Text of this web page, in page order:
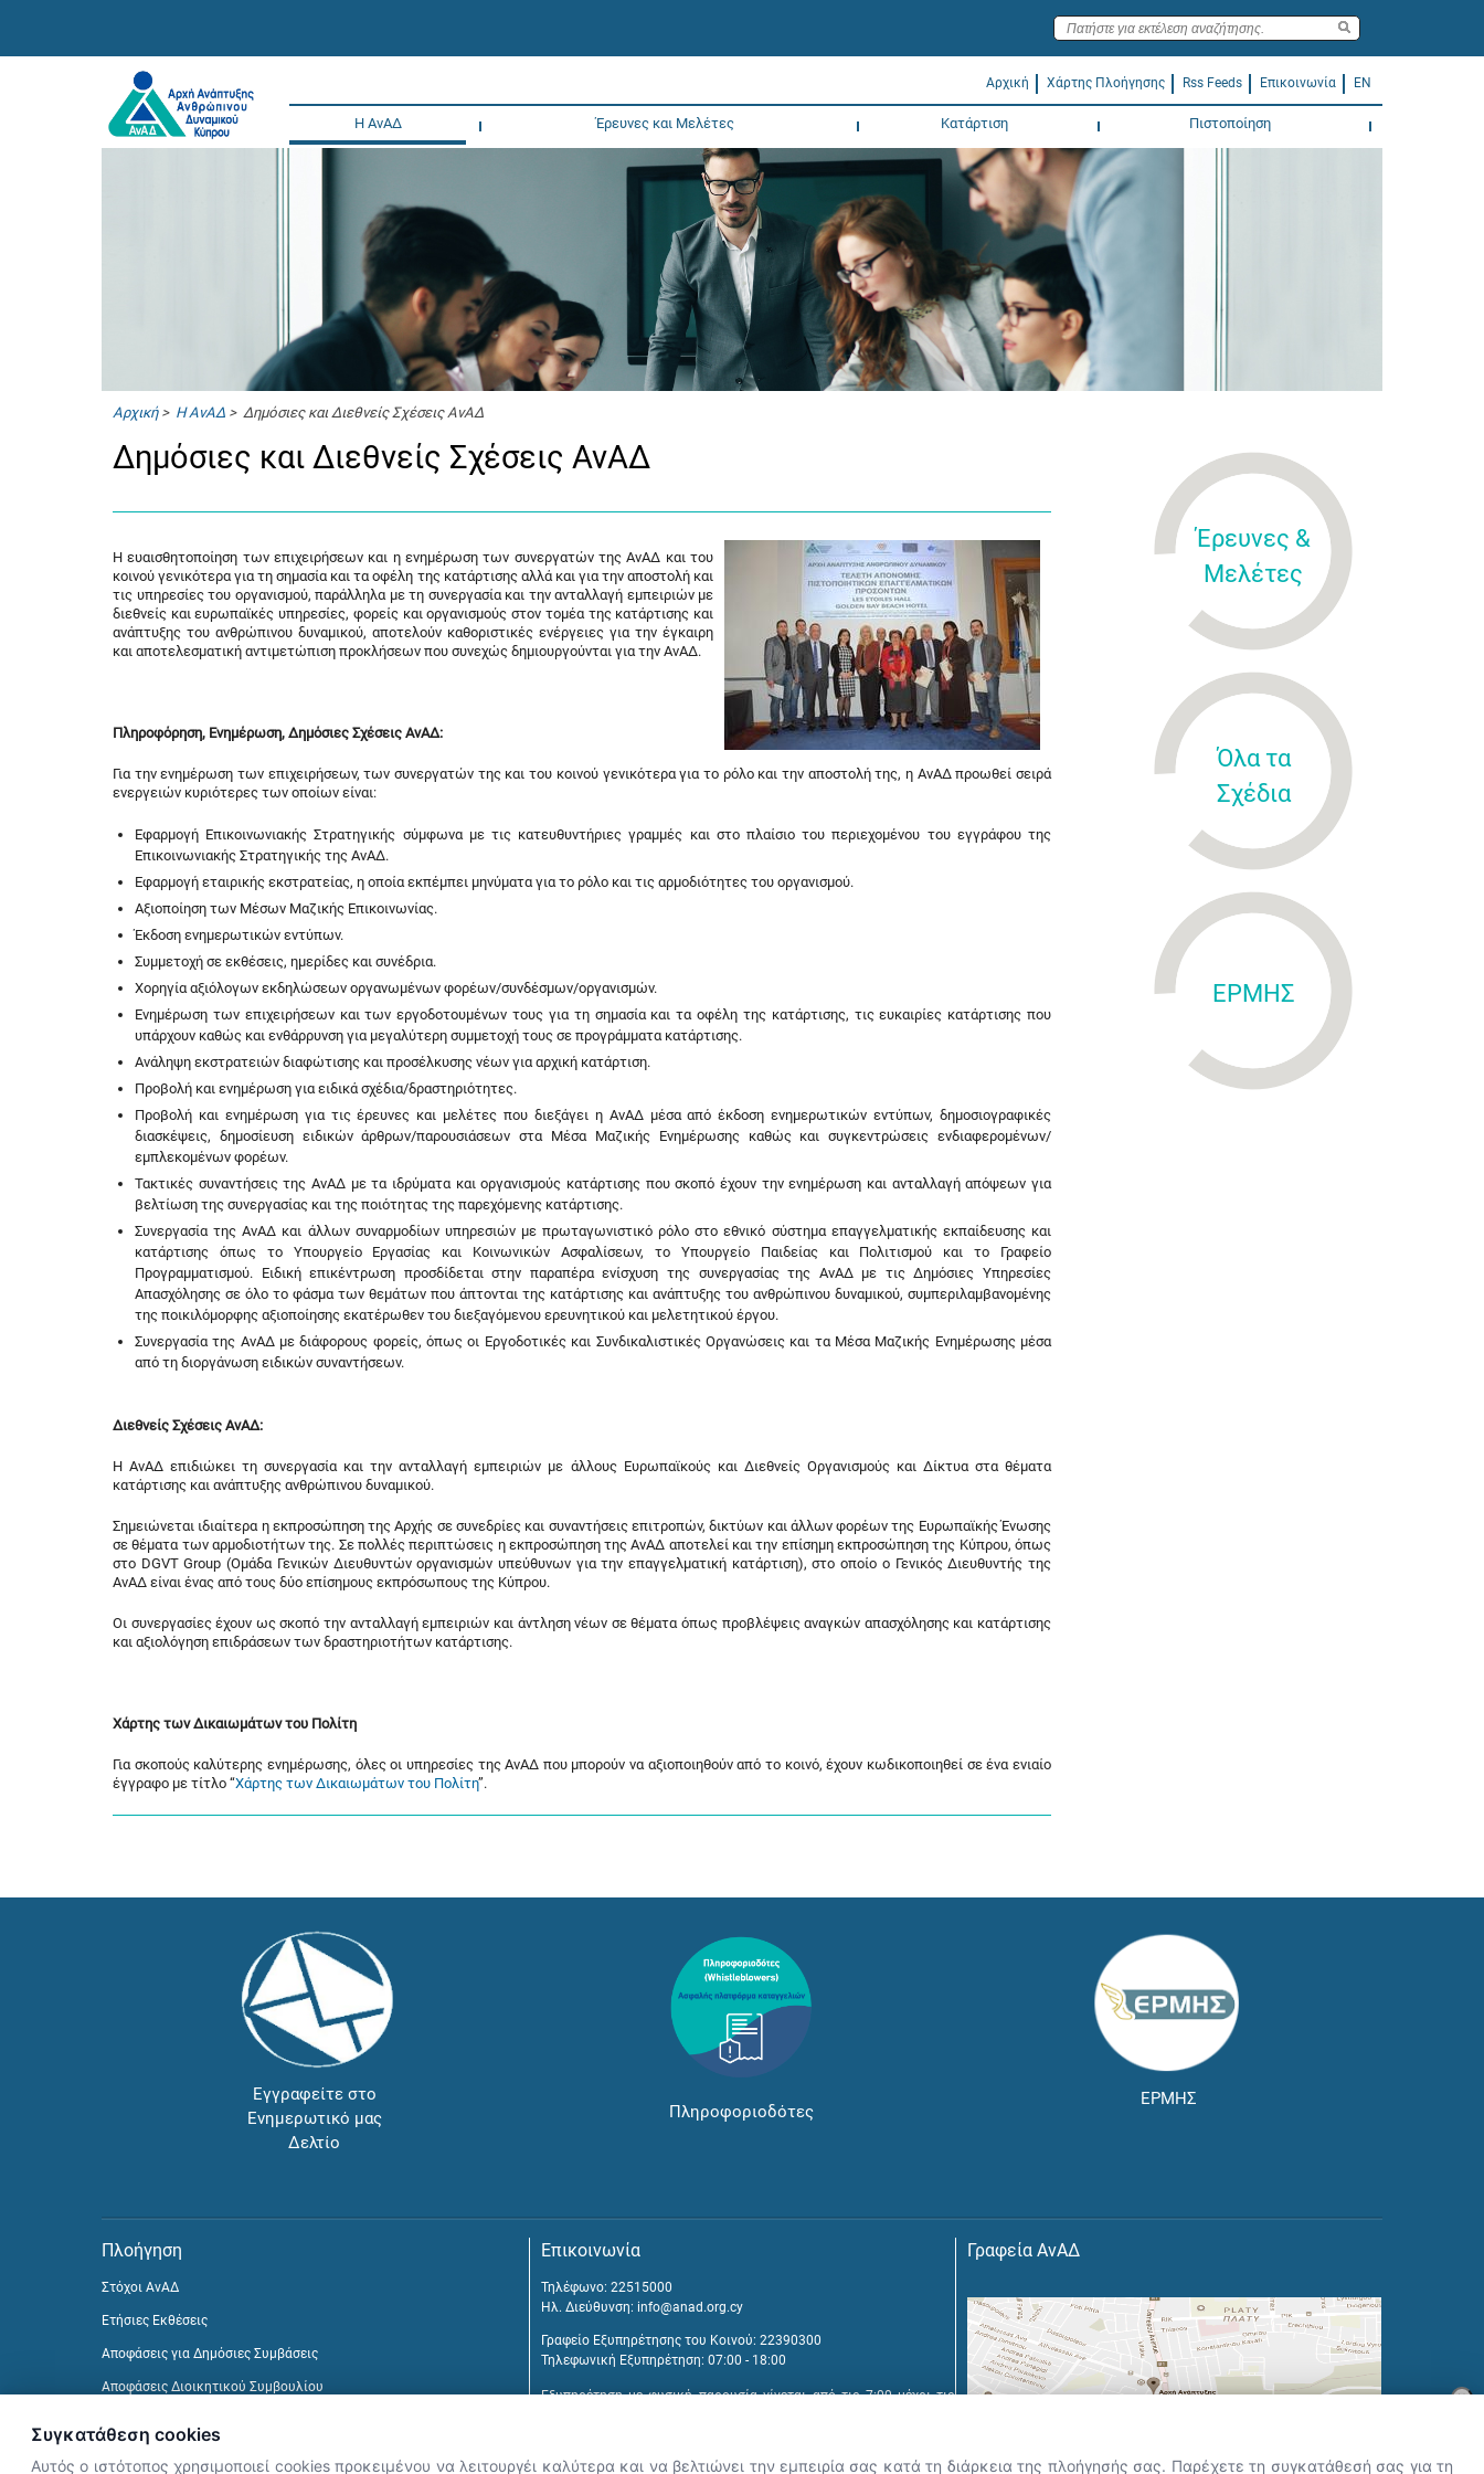
Αρχική Χάρτης Πλοήγησης Rss Feeds Επικοινωνία EN
Η ΑνΑΔ Έρευνες και Μελέτες Κατάρτιση Πιστοποίηση
Αρχική> Η ΑνΑΔ > Δημόσιες και Διεθνείς Σχέσεις ΑνΑΔ
Δημόσιες και Διεθνείς Σχέσεις ΑνΑΔ
Η ευαισθητοποίηση των επιχειρήσεων και η ενημέρωση των συνεργατών της ΑνΑΔ και του
κοινού γενικότερα για τη σημασία και τα οφέλη της κατάρτισης αλλά και για την αποστολή και
τις υπηρεσίες του οργανισμού, παράλληλα με τη συνεργασία και την ανταλλαγή εμπειριών με
διεθνείς και ευρωπαϊκές υπηρεσίες, φορείς και οργανισμούς στον τομέα της κατάρτισης και
ανάπτυξης του ανθρώπινου δυναμικού, αποτελούν καθοριστικές ενέργειες για την έγκαιρη
και αποτελεσματική αντιμετώπιση προκλήσεων που συνεχώς δημιουργούνται για την ΑνΑΔ.
Πληροφόρηση, Ενημέρωση, Δημόσιες Σχέσεις ΑνΑΔ:
Για την ενημέρωση των επιχειρήσεων, των συνεργατών της και του κοινού γενικότερα για το ρόλο και την αποστολή της, η ΑνΑΔ προωθεί σειρά
ενεργειών κυριότερες των οποίων είναι:
Εφαρμογή Επικοινωνιακής Στρατηγικής σύμφωνα με τις κατευθυντήριες γραμμές και στο πλαίσιο του περιεχομένου του εγγράφου της
Επικοινωνιακής Στρατηγικής της ΑνΑΔ.
Εφαρμογή εταιρικής εκστρατείας, η οποία εκπέμπει μηνύματα για το ρόλο και τις αρμοδιότητες του οργανισμού.
Αξιοποίηση των Μέσων Μαζικής Επικοινωνίας.
Έκδοση ενημερωτικών εντύπων.
Συμμετοχή σε εκθέσεις, ημερίδες και συνέδρια.
Χορηγία αξιόλογων εκδηλώσεων οργανωμένων φορέων/συνδέσμων/οργανισμών.
Ενημέρωση των επιχειρήσεων και των εργοδοτουμένων τους για τη σημασία και τα οφέλη της κατάρτισης, τις ευκαιρίες κατάρτισης που
υπάρχουν καθώς και ενθάρρυνση για μεγαλύτερη συμμετοχή τους σε προγράμματα κατάρτισης.
Ανάληψη εκστρατειών διαφώτισης και προσέλκυσης νέων για αρχική κατάρτιση.
Προβολή και ενημέρωση για ειδικά σχέδια/δραστηριότητες.
Προβολή και ενημέρωση για τις έρευνες και μελέτες που διεξάγει η ΑνΑΔ μέσα από έκδοση ενημερωτικών εντύπων, δημοσιογραφικές
διασκέψεις, δημοσίευση ειδικών άρθρων/παρουσιάσεων στα Μέσα Μαζικής Ενημέρωσης καθώς και συγκεντρώσεις ενδιαφερομένων/
εμπλεκομένων φορέων.
Τακτικές συναντήσεις της ΑνΑΔ με τα ιδρύματα και οργανισμούς κατάρτισης που σκοπό έχουν την ενημέρωση και ανταλλαγή απόψεων για
βελτίωση της συνεργασίας και της ποιότητας της παρεχόμενης κατάρτισης.
Συνεργασία της ΑνΑΔ και άλλων συναρμοδίων υπηρεσιών με πρωταγωνιστικό ρόλο στο εθνικό σύστημα επαγγελματικής εκπαίδευσης και
κατάρτισης όπως το Υπουργείο Εργασίας και Κοινωνικών Ασφαλίσεων, το Υπουργείο Παιδείας και Πολιτισμού και το Γραφείο
Προγραμματισμού. Ειδική επικέντρωση προσδίδεται στην παραπέρα ενίσχυση της συνεργασίας της ΑνΑΔ με τις Δημόσιες Υπηρεσίες
Απασχόλησης σε όλο το φάσμα των θεμάτων που άπτονται της κατάρτισης και ανάπτυξης του ανθρώπινου δυναμικού, συμπεριλαμβανομένης
της ποικιλόμορφης αξιοποίησης εκατέρωθεν του διεξαγόμενου ερευνητικού και μελετητικού έργου.
Συνεργασία της ΑνΑΔ με διάφορους φορείς, όπως οι Εργοδοτικές και Συνδικαλιστικές Οργανώσεις και τα Μέσα Μαζικής Ενημέρωσης μέσα
από τη διοργάνωση ειδικών συναντήσεων.
Διεθνείς Σχέσεις ΑνΑΔ:
Η ΑνΑΔ επιδιώκει τη συνεργασία και την ανταλλαγή εμπειριών με άλλους Ευρωπαϊκούς και Διεθνείς Οργανισμούς και Δίκτυα στα θέματα
κατάρτισης και ανάπτυξης ανθρώπινου δυναμικού.
Σημειώνεται ιδιαίτερα η εκπροσώπηση της Αρχής σε συνεδρίες και συναντήσεις επιτροπών, δικτύων και άλλων φορέων της Ευρωπαϊκής Ένωσης
σε θέματα των αρμοδιοτήτων της. Σε πολλές περιπτώσεις η εκπροσώπηση της ΑνΑΔ αποτελεί και την επίσημη εκπροσώπηση της Κύπρου, όπως
στο DGVT Group (Ομάδα Γενικών Διευθυντών οργανισμών υπεύθυνων για την επαγγελματική κατάρτιση), στο οποίο ο Γενικός Διευθυντής της
ΑνΑΔ είναι ένας από τους δύο επίσημους εκπρόσωπους της Κύπρου.
Οι συνεργασίες έχουν ως σκοπό την ανταλλαγή εμπειριών και άντληση νέων σε θέματα όπως προβλέψεις αναγκών απασχόλησης και κατάρτισης
και αξιολόγηση επιδράσεων των δραστηριοτήτων κατάρτισης.
Χάρτης των Δικαιωμάτων του Πολίτη
Για σκοπούς καλύτερης ενημέρωσης, όλες οι υπηρεσίες της ΑνΑΔ που μπορούν να αξιοποιηθούν από το κοινό, έχουν κωδικοποιηθεί σε ένα ενιαίο
έγγραφο με τίτλο “Χάρτης των Δικαιωμάτων του Πολίτη”.
Έρευνες &
Μελέτες
Όλα τα
Σχέδια
ΕΡΜΗΣ
Εγγραφείτε στο
Ενημερωτικό μας
Δελτίο
Πληροφοριοδότες
ΕΡΜΗΣ
Πλοήγηση
Στόχοι ΑνΑΔ
Ετήσιες Εκθέσεις
Αποφάσεις για Δημόσιες Συμβάσεις
Αποφάσεις Διοικητικού Συμβουλίου
Επικοινωνία
Τηλέφωνο: 22515000
Ηλ. Διεύθυνση: info@anad.org.cy
Γραφείο Εξυπηρέτησης του Κοινού: 22390300
Τηλεφωνική Εξυπηρέτηση: 07:00 - 18:00
Εξυπηρέτηση με φυσική παρουσία γίνεται από τις 7:00 μέχρι τις
Τ.Θ. 25431, 1392 Λευκωσία, Κύπρος
Γραφεία ΑνΑΔ
×
σήμερα.
Συγκατάθεση cookies
Αυτός ο ιστότοπος χρησιμοποιεί cookies προκειμένου να λειτουργέι καλύτερα και να βελτιώνει την εμπειρία σας κατά τη διάρκεια της πλοήγησής σας. Παρέχετε τη συγκατάθεσή σας για τη